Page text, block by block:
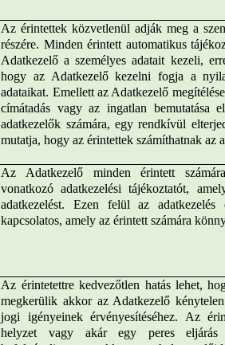
Az érintettek közvetlenül adják meg a
részére. Minden érintett automatikus
Adatkezelő a személyes adatait kezeli,
hogy az Adatkezelő kezelni fogja a
adataikat. Emellett az Adatkezelő
címátadás vagy az ingatlan bemutatása
adatkezelők számára, egy rendkívül
mutatja, hogy az érintettek számíthatnak az
Az Adatkezelő minden érintett
vonatkozó adatkezelési tájékoztatót,
adatkezelést. Ezen felül az adatkezelés
kapcsolatos, amely az érintett számára
Az érintetettre kedvezőtlen hatás lehet,
megkerülik akkor az Adatkezelő
jogi igényeinek érvényesítéséhez. Az
helyzet vagy akár egy peres eljárás